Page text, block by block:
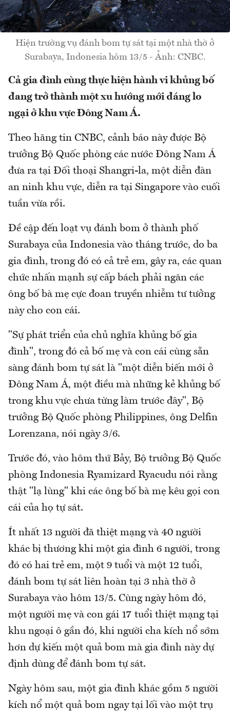
Hiện trường vụ đánh bom tự sát tại một nhà thờ ở
Surabaya, Indonesia hôm 13/5 - Ảnh: CNBC.
Cả gia đình cùng thực hiện hành vi khủng bố
đang trở thành một xu hướng mới đáng lo
ngại ở khu vực Đông Nam Á.
Theo hãng tin CNBC, cảnh báo này được Bộ
trưởng Bộ Quốc phòng các nước Đông Nam Á
đưa ra tại Đối thoại Shangri-la, một diễn đàn
an ninh khu vực, diễn ra tại Singapore vào cuối
tuần vừa rồi.
Đề cập đến loạt vụ đánh bom ở thành phố
Surabaya của Indonesia vào tháng trước, do ba
gia đình, trong đó có cả trẻ em, gây ra, các quan
chức nhấn mạnh sự cấp bách phải ngăn các
ông bố bà mẹ cực đoan truyền nhiễm tư tưởng
này cho con cái.
"Sự phát triển của chủ nghĩa khủng bố gia
đình", trong đó cả bố mẹ và con cái cùng sẵn
sàng đánh bom tự sát là "một diễn biến mới ở
Đông Nam Á, một điều mà những kẻ khủng bố
trong khu vực chưa từng làm trước đây", Bộ
trưởng Bộ Quốc phòng Philippines, ông Delfin
Lorenzana, nói ngày 3/6.
Trước đó, vào hôm thứ Bảy, Bộ trưởng Bộ Quốc
phòng Indonesia Ryamizard Ryacudu nói rằng
thật "lạ lùng" khi các ông bố bà mẹ kêu gọi con
cái của họ tự sát.
Ít nhất 13 người đã thiệt mạng và 40 người
khác bị thương khi một gia đình 6 người, trong
đó có hai trẻ em, một 9 tuổi và một 12 tuổi,
đánh bom tự sát liên hoàn tại 3 nhà thờ ở
Surabaya vào hôm 13/5. Cùng ngày hôm đó,
một người mẹ và con gái 17 tuổi thiệt mạng tại
khu ngoại ô gần đó, khi người cha kích nổ sớm
hơn dự kiến một quả bom mà gia đình này dự
định dùng để đánh bom tự sát.
Ngày hôm sau, một gia đình khác gồm 5 người
kích nổ một quả bom ngay tại lối vào một trụ